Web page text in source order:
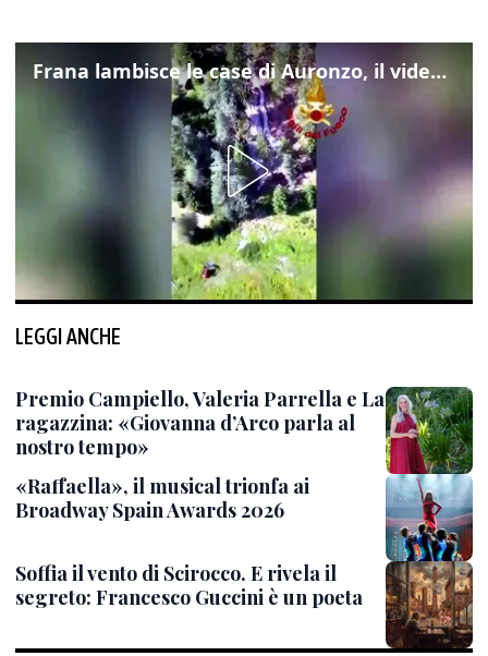
Frana lambisce le case di Auronzo, il video dall'elicottero dei vigili del fuoco
LEGGI ANCHE
Premio Campiello, Valeria Parrella e La
ragazzina: «Giovanna d’Arco parla al
nostro tempo»
«Raffaella», il musical trionfa ai
Broadway Spain Awards 2026
Soffia il vento di Scirocco. E rivela il
segreto: Francesco Guccini è un poeta